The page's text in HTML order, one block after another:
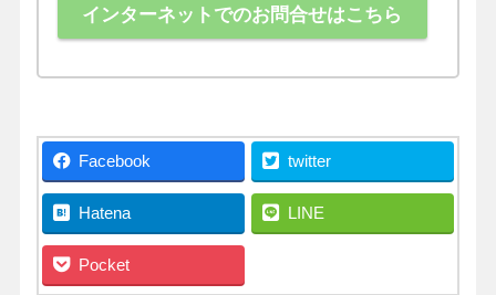
インターネットでのお問合せはこちら
Facebook twitter
Hatena LINE
Pocket